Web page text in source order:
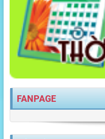
FANPAGE